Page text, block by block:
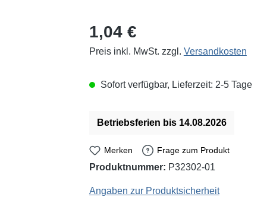
Regulärer Preis:
1,04 €
Preis inkl. MwSt. zzgl. Versandkosten
Sofort verfügbar, Lieferzeit: 2-5 Tage
Betriebsferien bis 14.08.2026
Merken Frage zum Produkt
Produktnummer: P32302-01
Angaben zur Produktsicherheit